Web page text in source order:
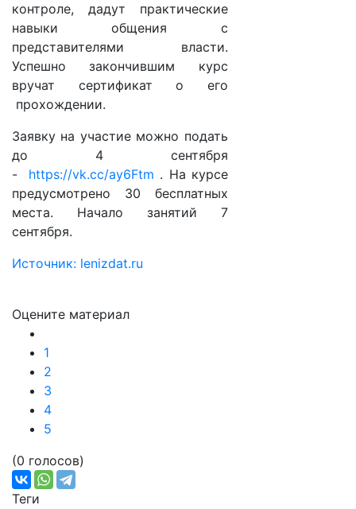
контроле, дадут практические
навыки общения с
представителями власти.
Успешно закончившим курс
вручат сертификат о его
прохождении.
Заявку на участие можно подать
до 4 сентября
-
https://vk.cc/ay6Ftm . На курсе
предусмотрено 30 бесплатных
места. Начало занятий 7
сентября.
Источник: lenizdat.ru
Оцените материал
1
2
3
4
5
(0 голосов)
Теги